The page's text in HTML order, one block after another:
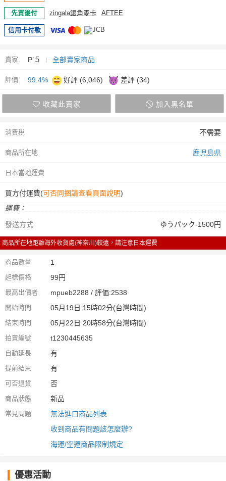
先買後付 zingala銀角零卡 AFTEE
信用卡付款
賣家 P’５ 全部賣家商品
評價 99.4% 好評 (6,046) 差評 (34)
收藏此賣家 加入黑名單
消費稅 不需要
商品所在地 鹿児島県
日本當地運費
買方付運費(可否同捆請查看頁面說明)
運費：
發送方式
ゆうパック-1500円
商品所在地距離海外收貨處(神奈川)較遠，請注意日本運費
商品數量 1
起標價格 99円
最高出價者 mpueb2288 / 評価:2538
開始時間 05月19日 15時02分(台灣時間)
結束時間 05月22日 20時58分(台灣時間)
拍賣編號 t1230445635
自動延長 有
提前結束 有
可否退貨 否
商品狀態 新品
常見問題
無法進口商品列表
收到商品有問題該怎麼辦?
海運/空運商品限制規定
優惠活動